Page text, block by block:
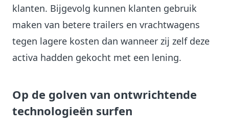
klanten. Bijgevolg kunnen klanten gebruik
maken van betere trailers en vrachtwagens
tegen lagere kosten dan wanneer zij zelf deze
activa hadden gekocht met een lening.
Op de golven van ontwrichtende
technologieën surfen